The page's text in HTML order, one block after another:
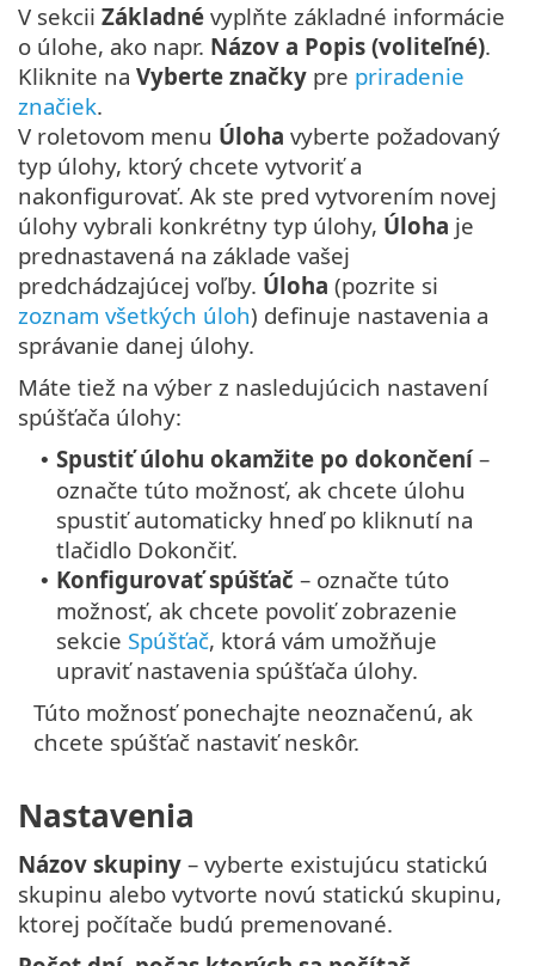
V sekcii Základné vyplňte základné informácie
o úlohe, ako napr. Názov a Popis (voliteľné).
Kliknite na Vyberte značky pre priradenie
značiek.
V roletovom menu Úloha vyberte požadovaný
typ úlohy, ktorý chcete vytvoriť a
nakonfigurovať. Ak ste pred vytvorením novej
úlohy vybrali konkrétny typ úlohy, Úloha je
prednastavená na základe vašej
predchádzajúcej voľby. Úloha (pozrite si
zoznam všetkých úloh) definuje nastavenia a
správanie danej úlohy.
Máte tiež na výber z nasledujúcich nastavení
spúšťača úlohy:
• Spustiť úlohu okamžite po dokončení–
označte túto možnosť, ak chcete úlohu
spustiť automaticky hneď po kliknutí na
tlačidlo Dokončiť.
• Konfigurovať spúšťač – označte túto
možnosť, ak chcete povoliť zobrazenie
sekcie Spúšťač, ktorá vám umožňuje
upraviť nastavenia spúšťača úlohy.
Túto možnosť ponechajte neoznačenú, ak
chcete spúšťač nastaviť neskôr.
Nastavenia
Názov skupiny – vyberte existujúcu statickú
skupinu alebo vytvorte novú statickú skupinu,
ktorej počítače budú premenované.